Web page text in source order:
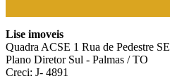
Lise imoveis
Quadra ACSE 1 Rua de Pedestre
Plano Diretor Sul - Palmas / TO
Creci: J- 4891